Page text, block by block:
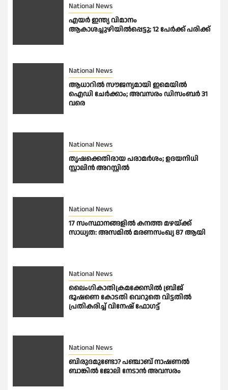
National News
എയർ ഇന്ത്യ വിമാനം
ആകാശച്ചുഴിയിൽപ്പെട്ടു; 12 പേർക്ക് പരിക്ക്
National News
ആധാറിൽ സൗജന്യമായി ഇമെയില്‍
ഐഡി ചേര്‍ക്കാം; അവസരം ഡിസംബര്‍ 31
വരെ
National News
തൃഷക്കെതിരായ പരാമർശം; ഉദയനിധി
സ്റ്റാലിൻ അറസ്റ്റിൽ
National News
17 സംസ്ഥാനങ്ങളിൽ കനത്ത മഴയ്ക്ക്
സാധ്യത: അസമിൽ മരണസംഖ്യ 87 ആയി
National News
ലൈംഗികാതിക്രമക്കേസിൽ ബ്രിജ്
ഭൂഷണെ കോടതി വെറുതെ വിട്ടതിൽ
പ്രതികരിച്ച് വിനേഷ് ഫോഗട്ട്
National News
ബിരുദമുണ്ടോ? പഞ്ചാബ് നാഷണൽ
ബാങ്കിൽ ജോലി നേടാൻ അവസരം